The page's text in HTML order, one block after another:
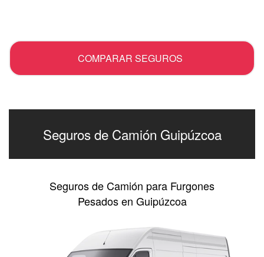
COMPARAR SEGUROS
Seguros de Camión Guipúzcoa
Seguros de Camión para Furgones
Pesados en Guipúzcoa